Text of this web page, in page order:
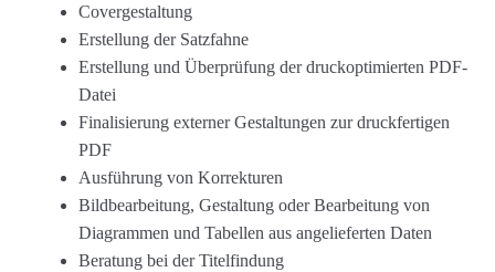
Covergestaltung
Erstellung der Satzfahne
Erstellung und Überprüfung der druckoptimierten PDF-
Datei
Finalisierung externer Gestaltungen zur druckfertigen
PDF
Ausführung von Korrekturen
Bildbearbeitung, Gestaltung oder Bearbeitung von
Diagrammen und Tabellen aus angelieferten Daten
Beratung bei der Titelfindung